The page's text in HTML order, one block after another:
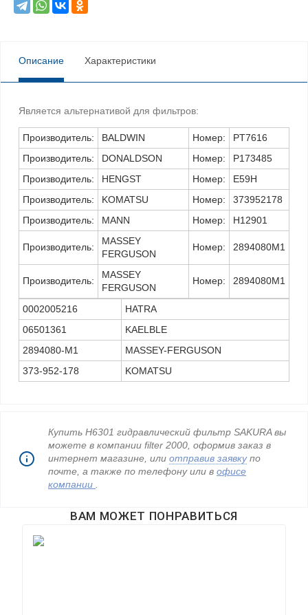
Описание Характеристики
Является альтернативой для фильтров:
Производитель: BALDWIN Номер:
PT7616
Производитель:
DONALDSON Номер:
P173485
Производитель:
HENGST Номер:
E59H
Производитель:
KOMATSU Номер:
373952178
Производитель:
MANN Номер: H12901
Производитель:
MASSEY
FERGUSON
Номер: 2894080M1
Производитель:
MASSEY
FERGUSON
Номер: 2894080M1
0002005216
HATRA
06501361
KAELBLE
2894080-M1
MASSEY-FERGUSON
373-952-178
KOMATSU
Купить H6301 гидравлический фильтр SAKURA вы
можете в компании filter 2000, оформив заказ в
интернет магазине, или отправив заявкупо
почте, а также по телефонуили в офисе
компании
ВАМ МОЖЕТ ПОНРАВИТЬСЯ